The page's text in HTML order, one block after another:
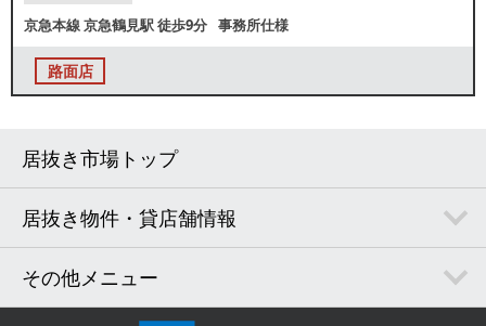
京急本線京急鶴見駅徒歩9分 事務所仕様
路面店
居抜き市場トップ
居抜き物件・貸店舗情報
その他メニュー